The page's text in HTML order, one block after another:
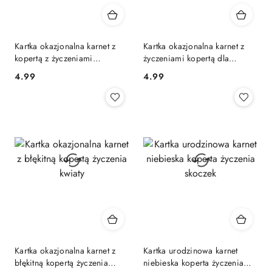
Kartka okazjonalna karnet z
kopertą z życzeniami
Cena:
4.99
Kartka okazjonalna karnet z
życzeniami kopertą dla
Cena:
4.99
Kartka okazjonalna karnet z
błękitną kopertą życzenia
Kartka urodzinowa karnet
niebieska koperta życzenia